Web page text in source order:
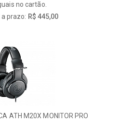
no cartão.
prazo: R$ 445,00
ATH M20X MONITOR PRO